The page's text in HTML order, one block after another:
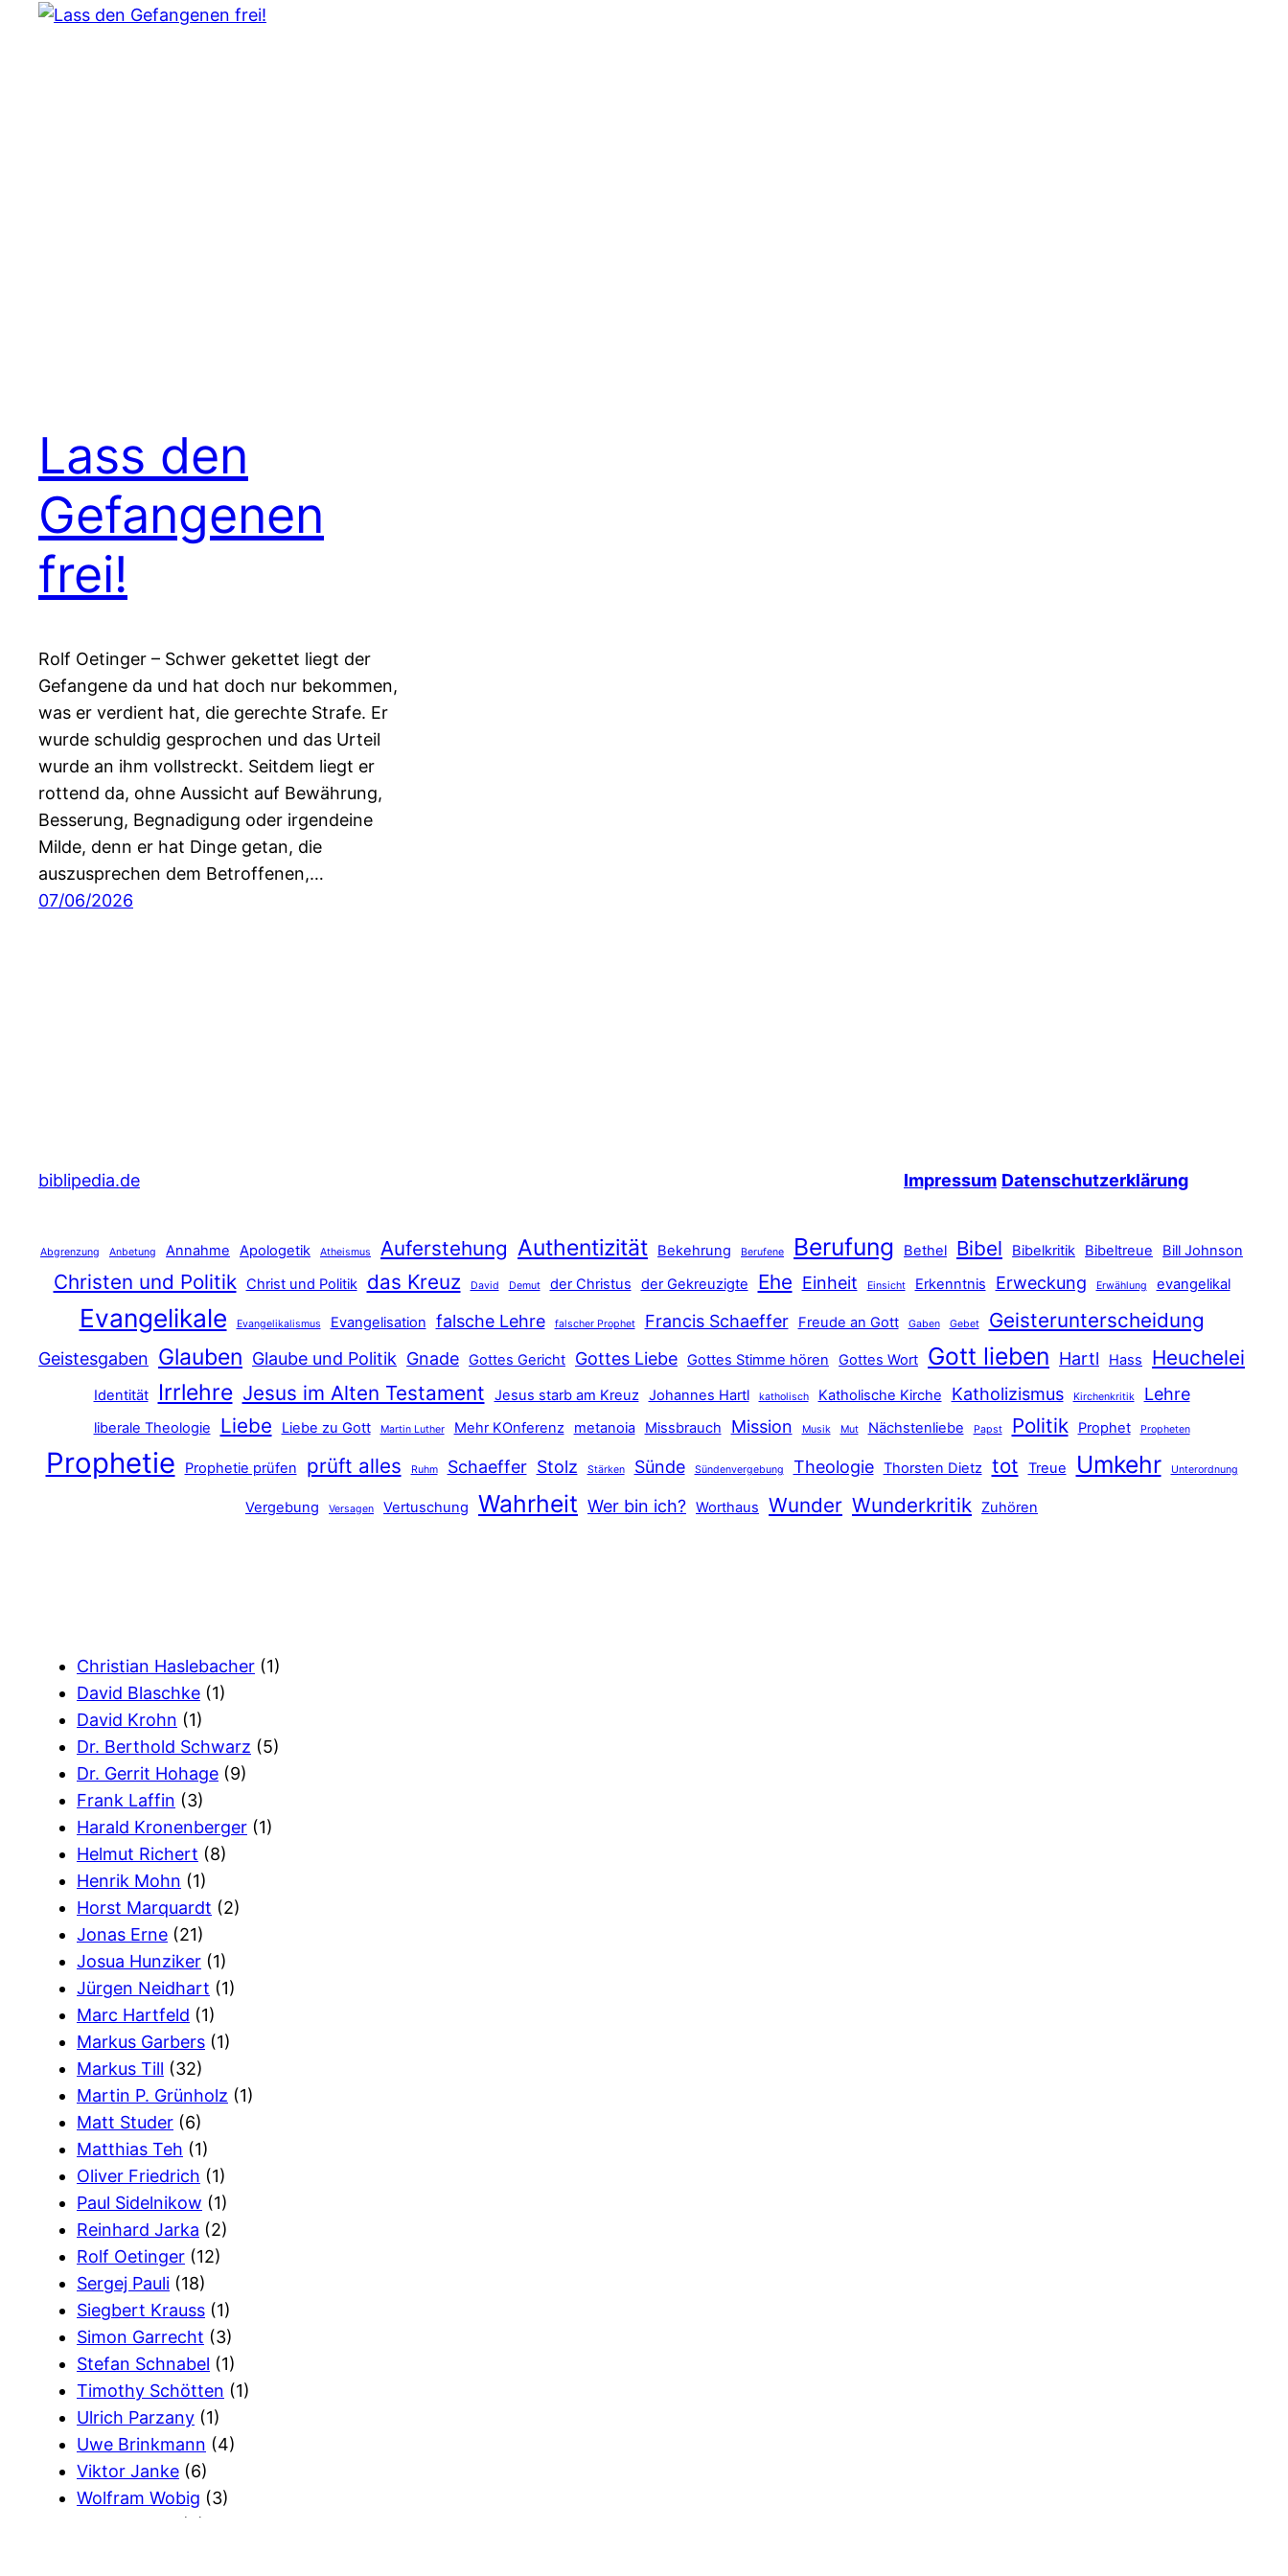
Lass den
Gefangenen
frei!
Rolf Oetinger – Schwer gekettet liegt der
Gefangene da und hat doch nur bekommen,
was er verdient hat, die gerechte Strafe. Er
wurde schuldig gesprochen und das Urteil
wurde an ihm vollstreckt. Seitdem liegt er
rottend da, ohne Aussicht auf Bewährung,
Besserung, Begnadigung oder irgendeine
Milde, denn er hat Dinge getan, die
auszusprechen dem Betroffenen,…
07/06/2026
biblipedia.de Impressum Datenschutzerklärung
Abgrenzung Anbetung Annahme Apologetik Atheismus Auferstehung Authentizität Bekehrung Berufene Berufung Bethel Bibel Bibelkritik Bibeltreue Bill Johnson
Christen und Politik Christ und Politik das Kreuz David Demut der Christus der Gekreuzigte Ehe Einheit Einsicht Erkenntnis Erweckung Erwählung evangelikal
Evangelikale Evangelikalismus Evangelisation falsche Lehre falscher Prophet Francis Schaeffer Freude an Gott Gaben Gebet Geisterunterscheidung
Geistesgaben Glauben Glaube und Politik Gnade Gottes Gericht Gottes Liebe Gottes Stimme hören Gottes Wort Gott lieben Hartl Hass Heuchelei
Identität Irrlehre Jesus im Alten Testament Jesus starb am Kreuz Johannes Hartl katholisch Katholische Kirche Katholizismus Kirchenkritik Lehre
liberale Theologie Liebe Liebe zu Gott Martin Luther Mehr KOnferenz metanoia Missbrauch Mission Musik Mut Nächstenliebe Papst Politik Prophet Propheten
Prophetie Prophetie prüfen prüft alles Ruhm Schaeffer Stolz Stärken Sünde Sündenvergebung Theologie Thorsten Dietz tot Treue Umkehr Unterordnung
Vergebung Versagen Vertuschung Wahrheit Wer bin ich? Worthaus Wunder Wunderkritik Zuhören
Christian Haslebacher (1)
David Blaschke (1)
David Krohn (1)
Dr. Berthold Schwarz (5)
Dr. Gerrit Hohage (9)
Frank Laffin (3)
Harald Kronenberger (1)
Helmut Richert (8)
Henrik Mohn (1)
Horst Marquardt (2)
Jonas Erne (21)
Josua Hunziker (1)
Jürgen Neidhart (1)
Marc Hartfeld (1)
Markus Garbers (1)
Markus Till (32)
Martin P. Grünholz (1)
Matt Studer (6)
Matthias Teh (1)
Oliver Friedrich (1)
Paul Sidelnikow (1)
Reinhard Jarka (2)
Rolf Oetinger (12)
Sergej Pauli (18)
Siegbert Krauss (1)
Simon Garrecht (3)
Stefan Schnabel (1)
Timothy Schötten (1)
Ulrich Parzany (1)
Uwe Brinkmann (4)
Viktor Janke (6)
Wolfram Wobig (3)
(2)